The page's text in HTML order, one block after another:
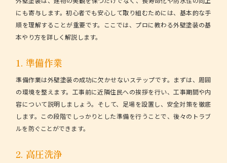
にも寄与します。初心者でも安心して取り組むためには、基本的な手
順を理解することが重要です。ここでは、プロに教わる外壁塗装の基
本やり方を詳しく解説します。
1. 準備作業
準備作業は外壁塗装の成功に欠かせないステップです。まずは、周囲
の環境を整えます。工事前に近隣住民への挨拶を行い、工事期間や内
容について説明しましょう。そして、足場を設置し、安全対策を徹底
します。この段階でしっかりとした準備を行うことで、後々のトラブ
ルを防ぐことができます。
2. 高圧洗浄